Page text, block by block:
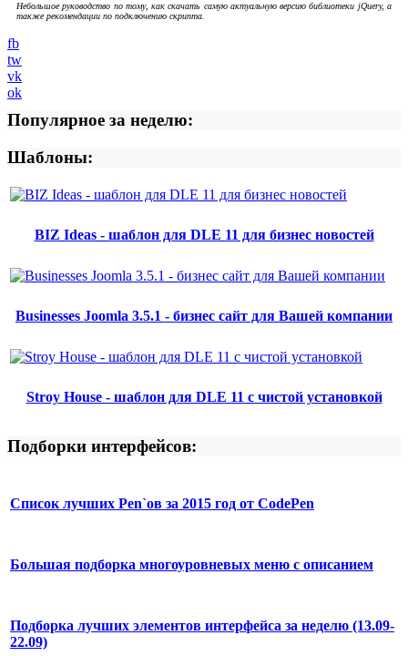
Небольшое руководство по тому, как скачать самую актуальную версию библиотеки jQuery, а
также рекомендации по подключению скрипта.
fb
tw
vk
ok
Популярное за неделю:
Шаблоны:
BIZ Ideas - шаблон для DLE 11 для бизнес новостей
Businesses Joomla 3.5.1 - бизнес сайт для Вашей компании
Stroy House - шаблон для DLE 11 с чистой установкой
Подборки интерфейсов:
Список лучших Pen`ов за 2015 год от CodePen
Большая подборка многоуровневых меню с описанием
Подборка лучших элементов интерфейса за неделю (13.09-
22.09)